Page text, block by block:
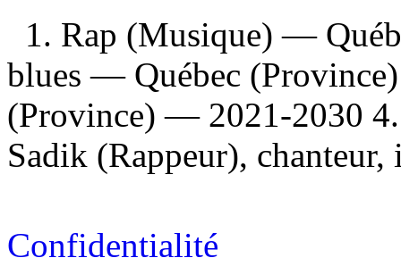
1. Rap (Musique) —
blues — Québec
(Province) — 2021-2030 4.
Sadik (Rappeur), chanteur,
Confidentialité